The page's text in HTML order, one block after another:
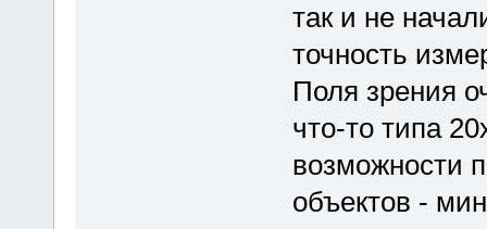
так и не
точность
Поля зрения
что-то типа
возможности
объектов -